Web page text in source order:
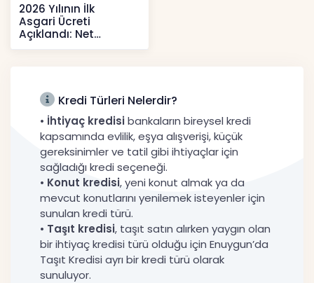
2026 Yılının İlk
Asgari Ücreti
Açıklandı: Net
52.738 TL, Ek Destek
Kredi Türleri Nelerdir?
• İhtiyaç kredisibankaların bireysel kredi
kapsamında evlilik, eşya alışverişi, küçük
gereksinimler ve tatil gibi ihtiyaçlar için
sağladığı kredi seçeneği.
• Konut kredisi, yeni konut almak ya da
mevcut konutlarını yenilemek isteyenler için
sunulan kredi türü.
• Taşıt kredisi, taşıt satın alırken yaygın olan
bir ihtiyaç kredisi türü olduğu için Enuygun’da
Taşıt Kredisi ayrı bir kredi türü olarak
sunuluyor.